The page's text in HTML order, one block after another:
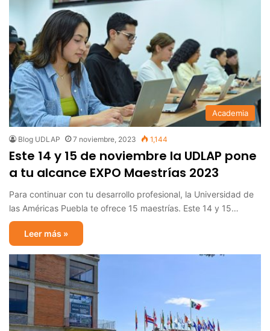
Academia
Blog UDLAP 7 noviembre, 2023 1,144
Este 14 y 15 de noviembre la UDLAP pone
a tu alcance EXPO Maestrías 2023
Para continuar con tu desarrollo profesional, la Universidad de
las Américas Puebla te ofrece 15 maestrías. Este 14 y 15…
Leer más »